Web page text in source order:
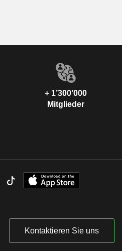
+ 1’300’000
Mitglieder
Kontaktieren Sie uns